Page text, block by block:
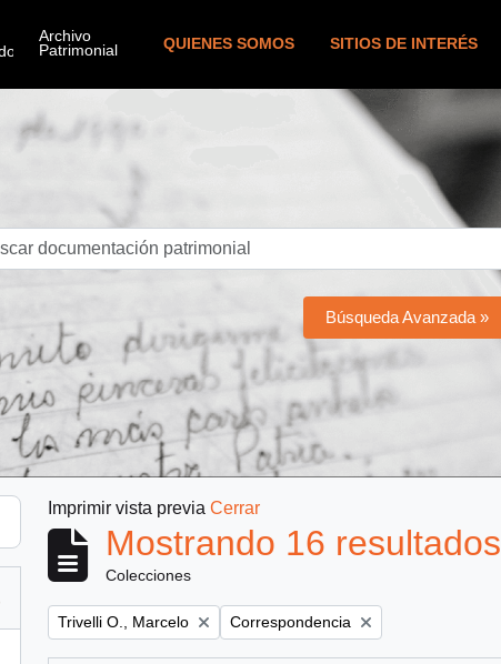
QUIENES SOMOS SITIOS DE INTERÉS
Búsqueda Avanzada »
Imprimir vista previa Cerrar
Mostrando 16 resultados
Colecciones
Remove filter:
Trivelli O., Marcelo Remove filter:
Correspondencia